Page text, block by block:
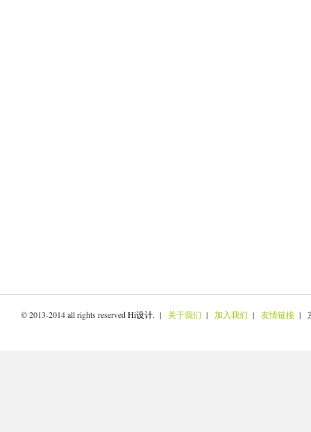
© 2013-2014 all rights reservedHi设计. | 关于我们 | 加入我们 | 友情链接 |